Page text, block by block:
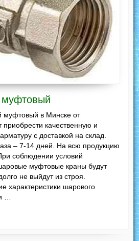
муфтовый в Минске от
качественную и
с доставкой на склад.
– 7-14 дней. На всю продукцию
соблюдении условий
муфтовые краны будут
не выйдут из строя.
характеристики шарового
…